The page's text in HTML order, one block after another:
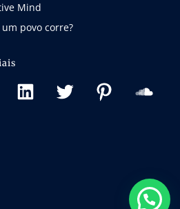
Mind
um povo corre?